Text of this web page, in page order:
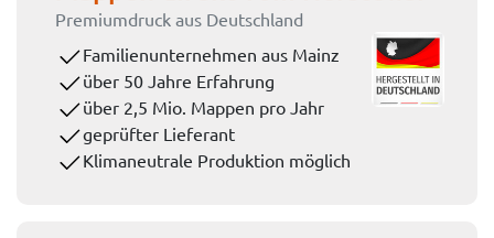
Premiumdruck aus Deutschland
Familienunternehmen aus Mainz
über 50 Jahre Erfahrung
über 2,5 Mio. Mappen pro Jahr
geprüfter Lieferant
Klimaneutrale Produktion möglich